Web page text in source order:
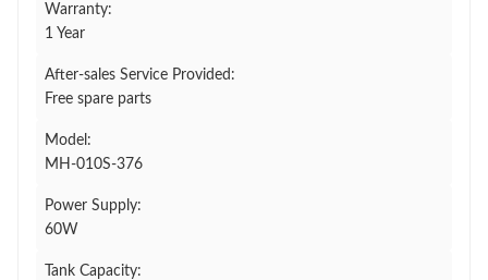
Warranty:
1 Year
After-sales Service Provided:
Free spare parts
Model:
MH-010S-376
Power Supply:
60W
Tank Capacity: